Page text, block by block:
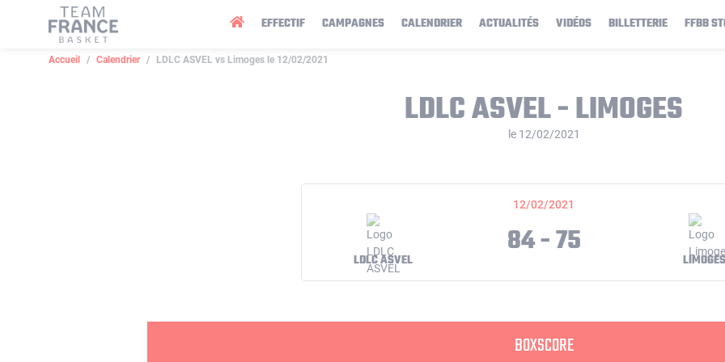
EFFECTIF CAMPAGNES CALENDRIER ACTUALITÉS VIDÉOS BILLETTERIE FFBB
Accueil Calendrier LDLC ASVEL vs Limoges le 12/02/2021
LDLC ASVEL - LIMOGES
le 12/02/2021
12/02/2021
LDLC ASVEL 84 - 75 LIMOGES
BOXSCORE
Panneau de gestion des cookies